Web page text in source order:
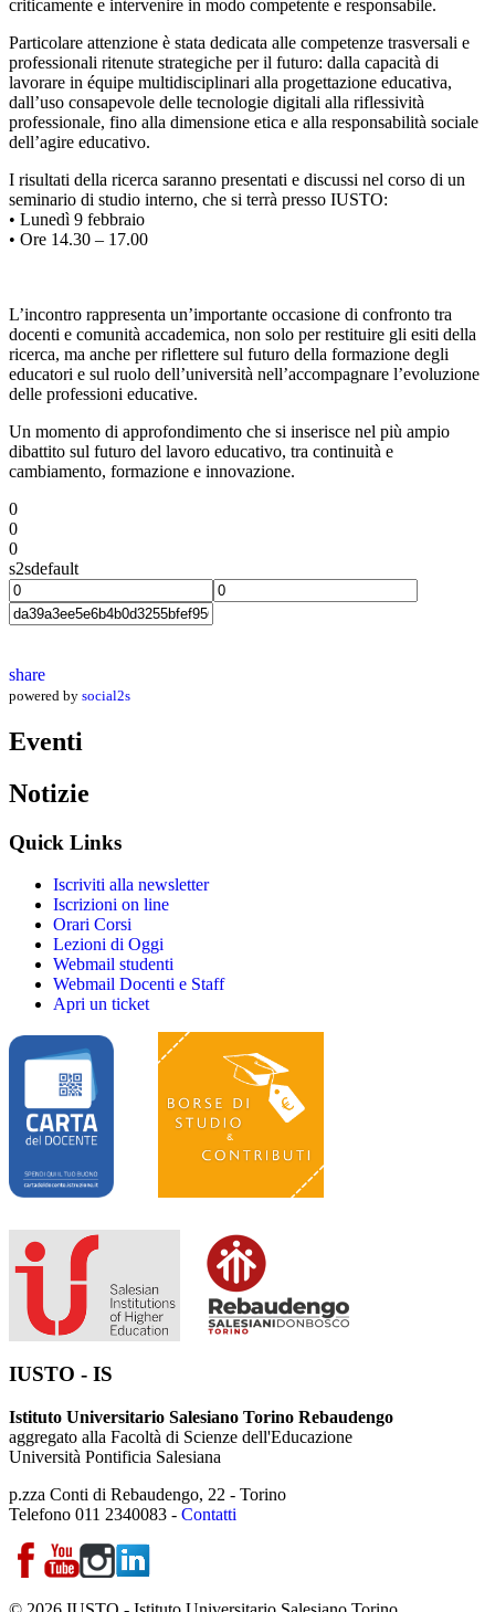
criticamente e intervenire in modo competente e responsabile.
Particolare attenzione è stata dedicata alle competenze trasversali e
professionali ritenute strategiche per il futuro: dalla capacità di
lavorare in équipe multidisciplinari alla progettazione educativa,
dall’uso consapevole delle tecnologie digitali alla riflessività
professionale, fino alla dimensione etica e alla responsabilità sociale
dell’agire educativo.
I risultati della ricerca saranno presentati e discussi nel corso di un
seminario di studio interno, che si terrà presso IUSTO:
• Lunedì 9 febbraio
• Ore 14.30 – 17.00
L’incontro rappresenta un’importante occasione di confronto tra
docenti e comunità accademica, non solo per restituire gli esiti della
ricerca, ma anche per riflettere sul futuro della formazione degli
educatori e sul ruolo dell’università nell’accompagnare l’evoluzione
delle professioni educative.
Un momento di approfondimento che si inserisce nel più ampio
dibattito sul futuro del lavoro educativo, tra continuità e
cambiamento, formazione e innovazione.
0
0
0
s2sdefault
share
powered by social2s
Eventi
Notizie
Quick Links
Iscriviti alla newsletter
Iscrizioni on line
Orari Corsi
Lezioni di Oggi
Webmail studenti
Webmail Docenti e Staff
Apri un ticket
IUSTO - IS
Istituto Universitario Salesiano Torino Rebaudengo
aggregato alla Facoltà di Scienze dell'Educazione
Università Pontificia Salesiana
p.zza Conti di Rebaudengo, 22 - Torino
Telefono 011 2340083 - Contatti